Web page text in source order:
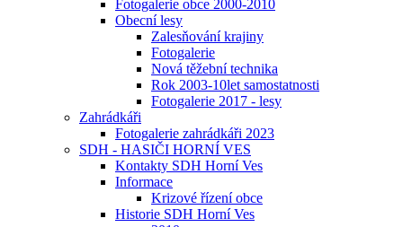
Fotogalerie obce 2000-2010
Obecní lesy
Zalesňování krajiny
Fotogalerie
Nová těžební technika
Rok 2003-10let samostatnosti
Fotogalerie 2017 - lesy
Zahrádkáři
Fotogalerie zahrádkáři 2023
SDH - HASIČI HORNÍ VES
Kontakty SDH Horní Ves
Informace
Krizové řízení obce
Historie SDH Horní Ves